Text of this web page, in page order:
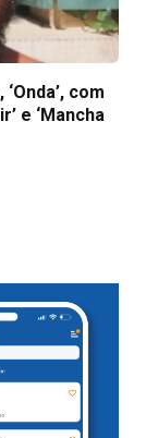
com
e ‘Mancha